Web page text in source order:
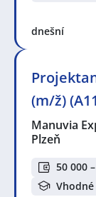
dnešní
(m/ž)
Manuvia
Plzeň
50 000